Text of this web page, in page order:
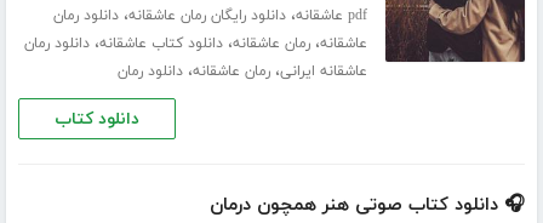
pdf عاشقانه ،دانلود رایگان رمان عاشقانه،دانلود رمان
عاشقانه،رمان عاشقانه،دانلود کتاب عاشقانه،دانلود رمان
عاشقانه ایرانی،رمان عاشقانه،دانلود رمان
دانلود کتاب
🎧 دانلود کتاب صوتی هنر همچون درمان